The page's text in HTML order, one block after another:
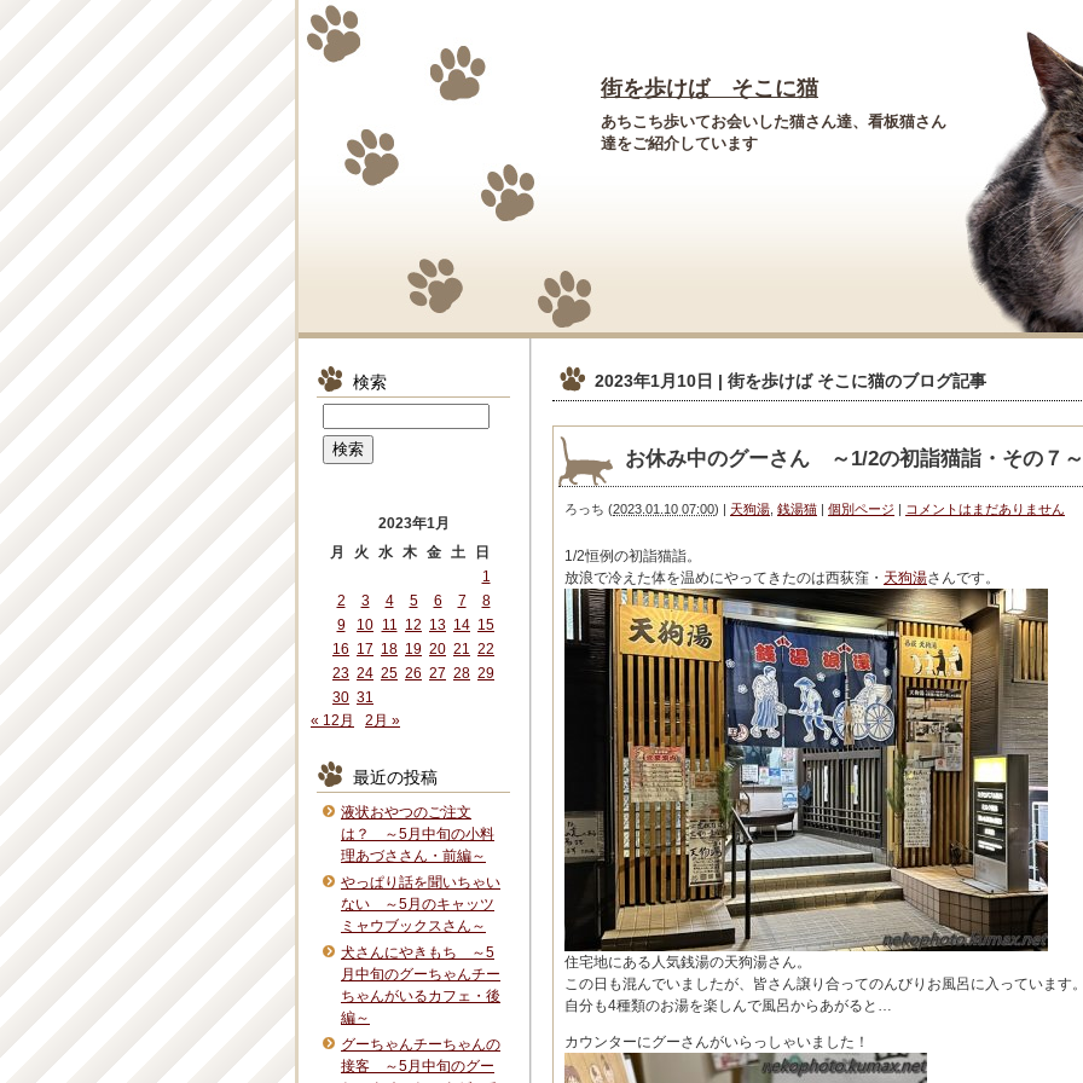
街を歩けば そこに猫
あちこち歩いてお会いした猫さん達、看板猫さん
達をご紹介しています
2023年1月10日 | 街を歩けば そこに猫のブログ記事
お休み中のグーさん ～1/2の初詣猫詣・その７～
ろっち (2023.01.10 07:00) | 天狗湯 銭湯猫 | 個別ページ | コメントはまだありません
1/2恒例の初詣猫詣。
放浪で冷えた体を温めにやってきたのは西荻窪・ 天狗湯さんです。
住宅地にある人気銭湯の天狗湯さん。
この日も混んでいましたが、皆さん譲り合ってのんびりお風呂に入っています
自分も4種類のお湯を楽しんで風呂からあがると…
カウンターにグーさんがいらっしゃいました！
検索
2023年1月
月
火 水 木 金 土
日
1
2
3 4 5 6 7
8
9
10 11 12 13 14 15
16 17 18 19 20 21 22
23 24 25 26 27 28 29
30 31
« 12月
2月 »
最近の投稿
液状おやつのご注文
は？ ～5月中旬の小料
理あづささん・前編～
やっぱり話を聞いちゃい
ない ～5月のキャッツ
ミャウブックスさん～
犬さんにやきもち ～5
月中旬のグーちゃんチー
ちゃんがいるカフェ・後
編～
グーちゃんチーちゃんの
接客 ～5月中旬のグー